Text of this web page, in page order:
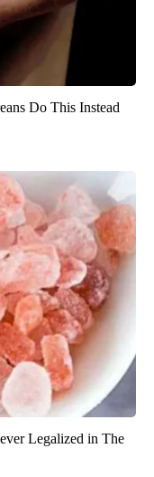
Do This Instead
Legalized in The